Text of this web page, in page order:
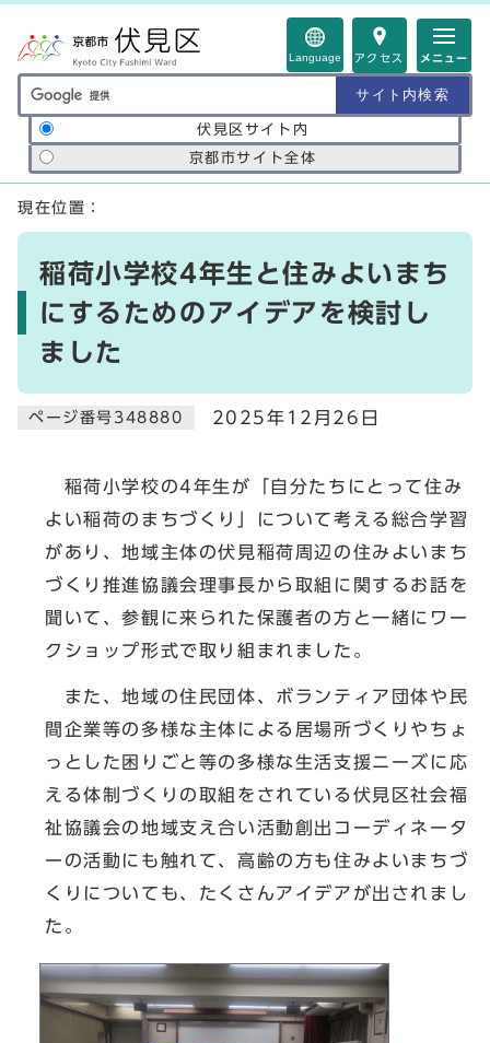
Language アクセス メニュー
サイト内検索の範囲
伏見区サイト内
京都市サイト全体
ここから本文です
現在位置：
稲荷小学校4年生と住みよいまち
にするためのアイデアを検討し
ました
ページ番号348880 2025年12月26日
稲荷小学校の4年生が「自分たちにとって住み
よい稲荷のまちづくり」について考える総合学習
があり、地域主体の伏見稲荷周辺の住みよいまち
づくり推進協議会理事長から取組に関するお話を
聞いて、参観に来られた保護者の方と一緒にワー
クショップ形式で取り組まれました。
また、地域の住民団体、ボランティア団体や民
間企業等の多様な主体による居場所づくりやちょ
っとした困りごと等の多様な生活支援ニーズに応
える体制づくりの取組をされている伏見区社会福
祉協議会の地域支え合い活動創出コーディネータ
ーの活動にも触れて、高齢の方も住みよいまちづ
くりについても、たくさんアイデアが出されまし
た。